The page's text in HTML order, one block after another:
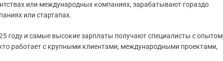
или международных компаниях, зарабатывают гораздо
или стартапах.
году и самые высокие зарплаты получают специалисты с
работает с крупными клиентами, международными проектами,